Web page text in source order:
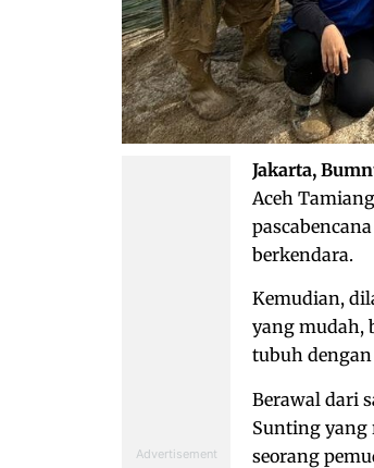
Jakarta,
Aceh
berkendara.
Kemudian,
yang mudah,
tubuh
Berawal dari
Sunting yang
seorang